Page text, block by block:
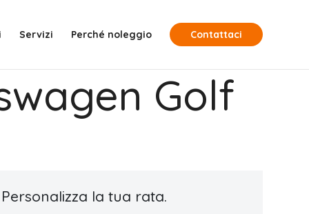
Servizi Perché noleggio Contattaci
Golf
Personalizza la tua rata.